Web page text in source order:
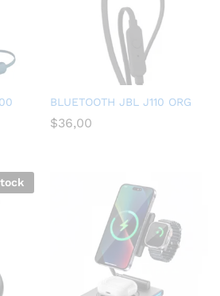
BLUETOOTH JBL J110 ORG
$36,00